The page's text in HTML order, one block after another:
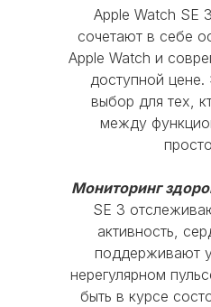
Apple Watch SE
сочетают в себе
Apple Watch и
доступной
выбор для тех,
между
Мониторинг
SE 3
активность,
поддерживают
нерегулярном
быть в курсе
рабочем состоянии,
существенных
и экрана, с
функциональными
следов от контакта с
необходимо отключить
вынуть сим-карту и
функцию «Найти
Отдайте устройство в
диагностику
Watch
MacBook